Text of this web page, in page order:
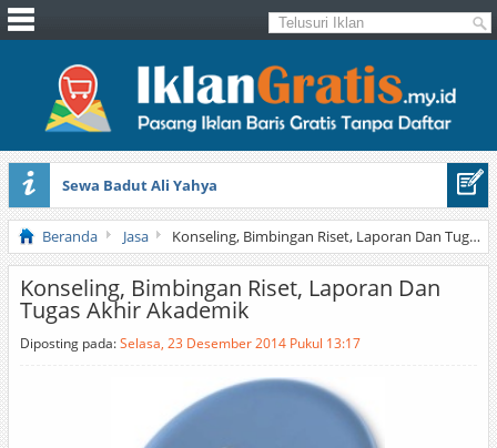
Sewa Badut Ali Yahya
Honda Brio 1.3 E AT CBU 2012 Putih
Beranda Jasa Konseling, Bimbingan Riset, Laporan Dan Tugas Akhir Akademik
Konseling, Bimbingan Riset, Laporan Dan
Tugas Akhir Akademik
Diposting pada:Selasa, 23 Desember 2014 Pukul 13:17